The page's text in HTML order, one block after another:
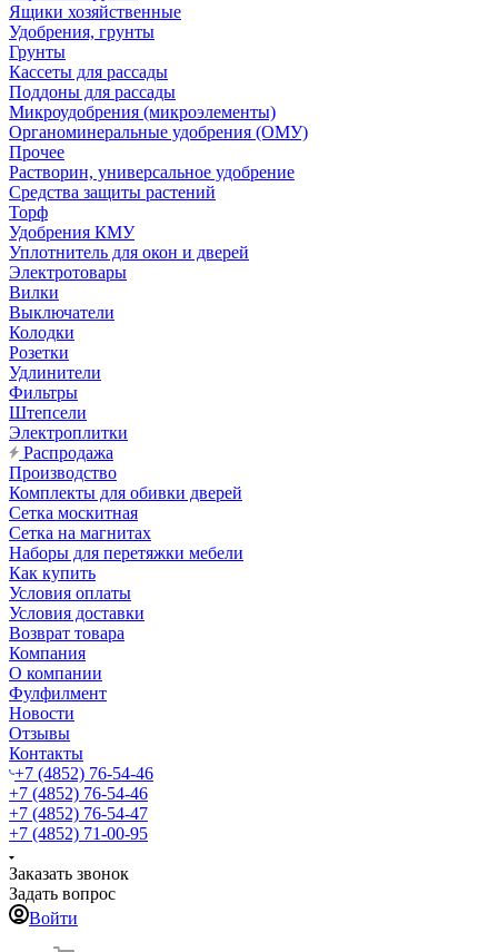
Ящики хозяйственные
Удобрения, грунты
Грунты
Кассеты для рассады
Поддоны для рассады
Микроудобрения (микроэлементы)
Органоминеральные удобрения (ОМУ)
Прочее
Растворин, универсальное удобрение
Средства защиты растений
Торф
Удобрения КМУ
Уплотнитель для окон и дверей
Электротовары
Вилки
Выключатели
Колодки
Розетки
Удлинители
Фильтры
Штепсели
Электроплитки
Распродажа
Производство
Комплекты для обивки дверей
Сетка москитная
Сетка на магнитах
Наборы для перетяжки мебели
Как купить
Условия оплаты
Условия доставки
Возврат товара
Компания
О компании
Фулфилмент
Новости
Отзывы
Контакты
+7 (4852) 76-54-46
+7 (4852) 76-54-46
+7 (4852) 76-54-47
+7 (4852) 71-00-95
Заказать звонок
Задать вопрос
Войти